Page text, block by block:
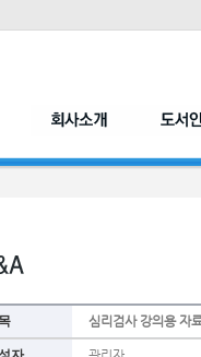
심리검사 강의용 자